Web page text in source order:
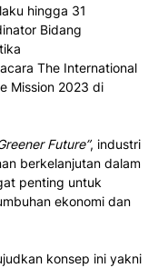
hingga 31
Bidang
The International
Mission 2023 di
Future”, industri
berkelanjutan dalam
penting untuk
ekonomi dan
konsep ini yakni